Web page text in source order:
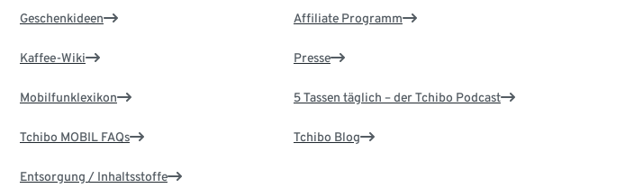
Geschenkideen
Kaffee-Wiki
Mobilfunklexikon
Tchibo MOBIL FAQs
Entsorgung / Inhaltsstoffe
Affiliate Programm
Presse
5 Tassen täglich – der Tchibo Podcast
Tchibo Blog